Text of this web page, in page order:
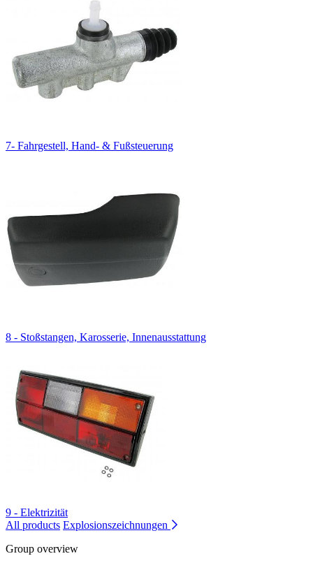
7- Fahrgestell, Hand- & Fußsteuerung
8 - Stoßstangen, Karosserie, Innenausstattung
9 - Elektrizität
All products Explosionszeichnungen
Group overview